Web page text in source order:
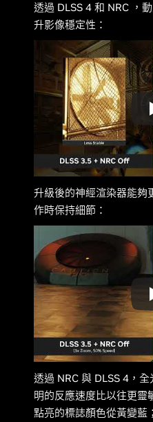
透過 DLSS 4 和 NRC ，
升影像穩定性：
升級後的神經渲染器能夠
作時保持細節：
透過 NRC 與 DLSS 4，
明的反應速度比以往更靈
點亮的標誌顏色從黃變藍